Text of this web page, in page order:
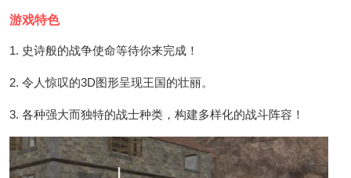
游戏特色
1. 史诗般的战争使命等待你来完成！
2. 令人惊叹的3D图形呈现王国的壮丽。
3. 各种强大而独特的战士种类，构建多样化的战斗阵容！